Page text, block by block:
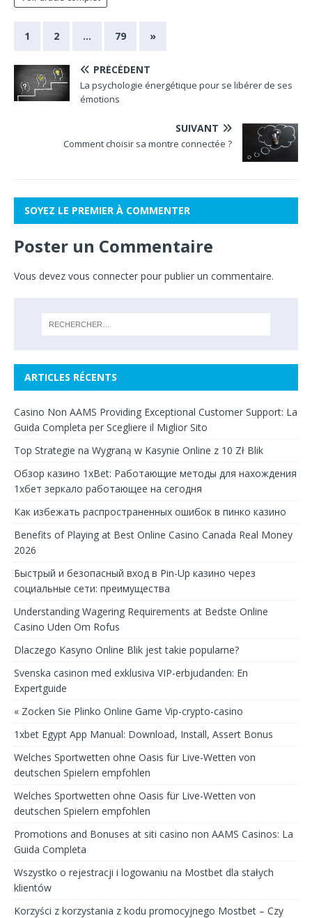
1 2 … 79 »
PRÉCÉDENT
La psychologie énergétique pour se libérer de ses
émotions
SUIVANT
Comment choisir sa montre connectée ?
SOYEZ LE PREMIER À COMMENTER
Poster un Commentaire
Vous devez vous connecter pour publier un commentaire.
ARTICLES RÉCENTS
Casino Non AAMS Providing Exceptional Customer Support: La
Guida Completa per Scegliere il Miglior Sito
Top Strategie na Wygraną w Kasynie Online z 10 Zł Blik
Обзор казино 1xBet: Работающие методы для нахождения
1хбет зеркало работающее на сегодня
Как избежать распространенных ошибок в пинко казино
Benefits of Playing at Best Online Casino Canada Real Money
2026
Быстрый и безопасный вход в Pin-Up казино через
социальные сети: преимущества
Understanding Wagering Requirements at Bedste Online
Casino Uden Om Rofus
Dlaczego Kasyno Online Blik jest takie popularne?
Svenska casinon med exklusiva VIP-erbjudanden: En
Expertguide
« Zocken Sie Plinko Online Game Vip-crypto-casino
1xbet Egypt App Manual: Download, Install, Assert Bonus
Welches Sportwetten ohne Oasis für Live-Wetten von
deutschen Spielern empfohlen
Welches Sportwetten ohne Oasis für Live-Wetten von
deutschen Spielern empfohlen
Promotions and Bonuses at siti casino non AAMS Casinos: La
Guida Completa
Wszystko o rejestracji i logowaniu na Mostbet dla stałych
klientów
Korzyści z korzystania z kodu promocyjnego Mostbet – Czy